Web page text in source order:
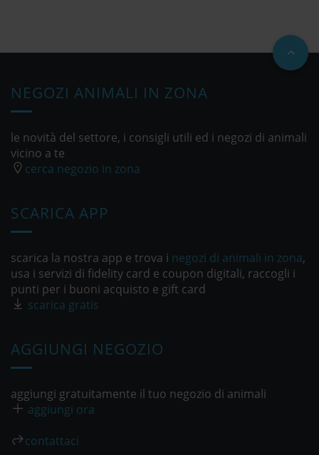
NEGOZI ANIMALI IN ZONA
le novità del settore, i consigli utili ed i negozi di animali
vicino a te
cerca negozio in zona
SCARICA APP
scarica la nostra app e trova i negozi di animali in zona,
usa i servizi di fidelity card e coupon digitali, raccogli i
punti per i buoni acquisto e gift card
scarica gratis
AGGIUNGI NEGOZIO
aggiungi gratuitamente il tuo negozio di animali
aggiungi ora
contattaci